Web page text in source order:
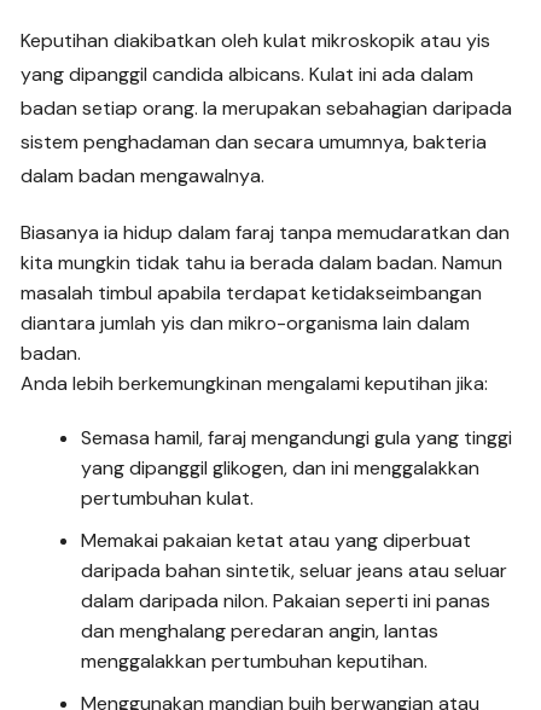
Keputihan diakibatkan oleh kulat mikroskopik atau yis
yang dipanggil candida albicans. Kulat ini ada dalam
badan setiap orang. Ia merupakan sebahagian daripada
sistem penghadaman dan secara umumnya, bakteria
dalam badan mengawalnya.
Biasanya ia hidup dalam faraj tanpa memudaratkan dan
kita mungkin tidak tahu ia berada dalam badan. Namun
masalah timbul apabila terdapat ketidakseimbangan
diantara jumlah yis dan mikro-organisma lain dalam
badan.
Anda lebih berkemungkinan mengalami keputihan jika:
Semasa hamil, faraj mengandungi gula yang tinggi
yang dipanggil glikogen, dan ini menggalakkan
pertumbuhan kulat.
Memakai pakaian ketat atau yang diperbuat
daripada bahan sintetik, seluar jeans atau seluar
dalam daripada nilon. Pakaian seperti ini panas
dan menghalang peredaran angin, lantas
menggalakkan pertumbuhan keputihan.
Menggunakan mandian buih berwangian atau